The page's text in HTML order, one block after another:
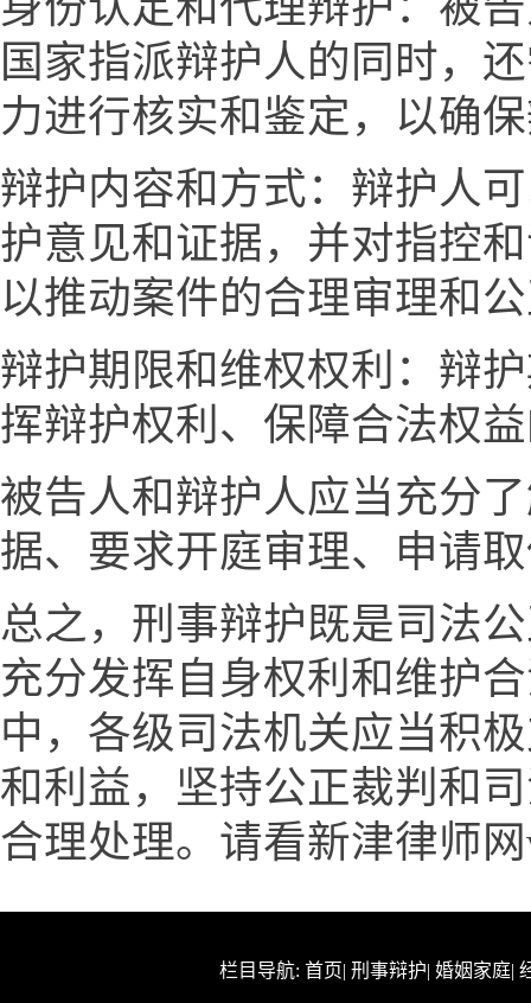
国家指派辩护人的同时，
力进行核实和鉴定，以确
辩护内容和方式：辩护人
护意见和证据，并对指控
以推动案件的合理审理和
辩护期限和维权权利：辩
挥辩护权利、保障合法权
被告人和辩护人应当充分
据、要求开庭审理、申请
总之，刑事辩护既是司法
充分发挥自身权利和维护
中，各级司法机关应当积
和利益，坚持公正裁判和
合理处理。请看新津律师
栏目导航:首页|刑事辩护|婚姻家庭|